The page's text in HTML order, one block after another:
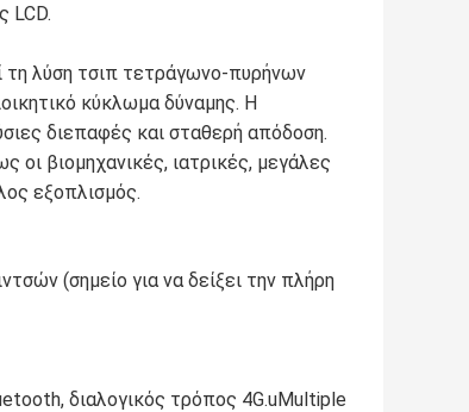
LCD.
τη λύση τσιπ τετράγωνο-πυρήνων
κύκλωμα δύναμης. Η
διεπαφές και σταθερή απόδοση.
οι βιομηχανικές, ιατρικές, μεγάλες
εξοπλισμός.
(σημείο για να δείξει την πλήρη
διαλογικός τρόπος 4G.uMultiple